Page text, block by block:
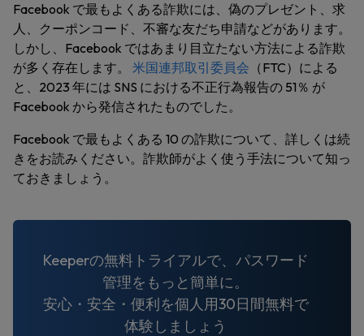
Facebook で最もよくある詐欺には、偽のプレゼント、求
人、クーポンコード、不審な友だち申請などがあります。
しかし、Facebook ではあまり目立たない方法による詐欺
が多く存在します。
米国連邦取引委員会 （FTC）による
と、2023 年には SNS における不正行為報告の 51％ が
Facebook から発信されたものでした。
Facebook で最もよくある 10 の詐欺について、詳しくは続
きをお読みください。詐欺師がよく使う手法について知っ
ておきましょう。
Keeperの無料トライアルで、パスワード
管理をもっと簡単に。
安心・安全・便利を個人用30日間無料で
体験しましょう